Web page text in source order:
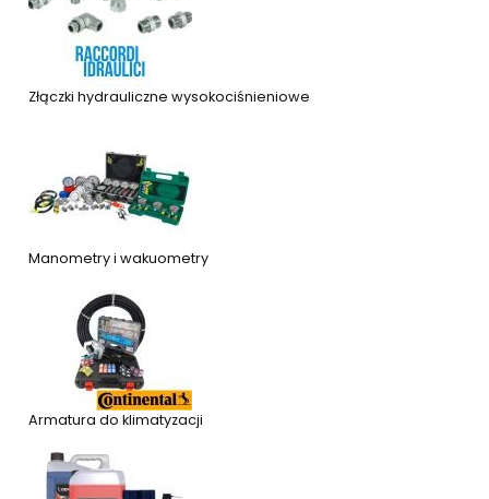
Złączki hydrauliczne wysokociśnieniowe
Manometry i wakuometry
Armatura do klimatyzacji